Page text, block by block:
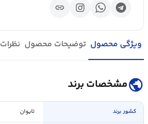
link
ویژگی محصول توضیحات محصول نظرات
publicمشخصات برند
کشور برند تایوان